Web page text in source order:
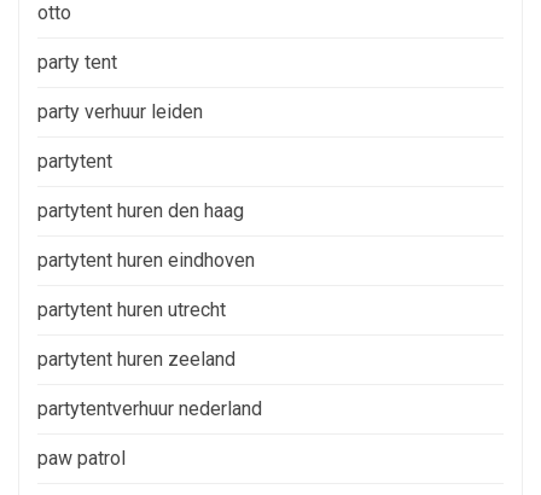
otto
party tent
party verhuur leiden
partytent
partytent huren den haag
partytent huren eindhoven
partytent huren utrecht
partytent huren zeeland
partytentverhuur nederland
paw patrol